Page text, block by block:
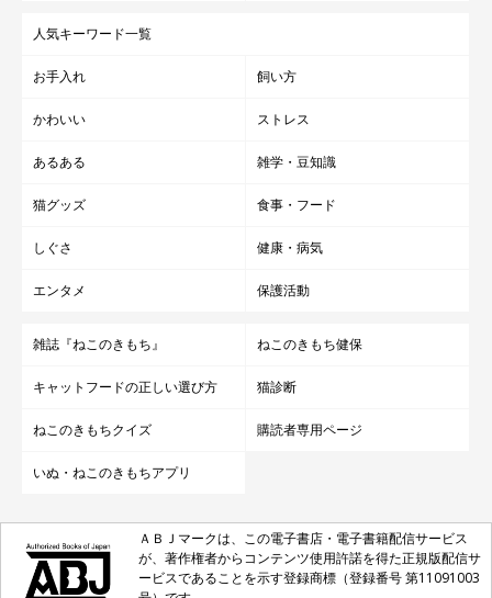
人気キーワード一覧
お手入れ 飼い方
かわいい ストレス
あるある 雑学・豆知識
猫グッズ 食事・フード
しぐさ 健康・病気
エンタメ 保護活動
雑誌『ねこのきもち』 ねこのきもち健保
キャットフードの正しい選び方 猫診断
ねこのきもちクイズ 購読者専用ページ
いぬ・ねこのきもちアプリ
ＡＢＪマークは、この電子書店・電子書籍配信サービス
が、著作権者からコンテンツ使用許諾を得た正規版配信サ
ービスであることを示す登録商標（登録番号 第11091003